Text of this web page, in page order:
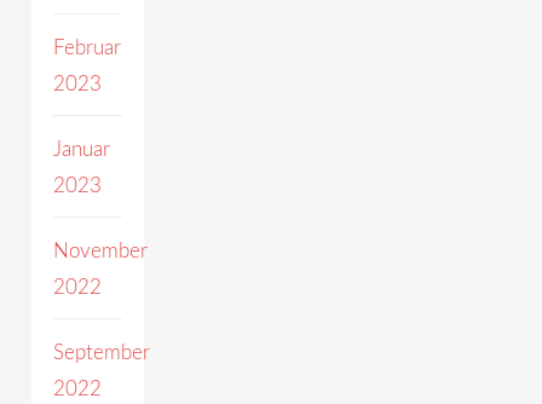
Februar
2023
Januar
2023
November
2022
September
2022